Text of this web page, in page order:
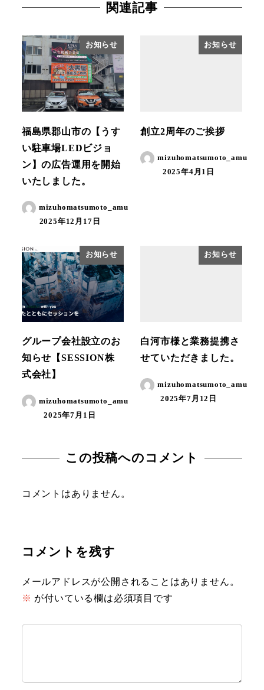
関連記事
お知らせ
福島県郡山市の【うす
い駐車場LEDビジョ
ン】の広告運用を開始
いたしました。
mizuhomatsumoto_amu
2025年12月17日
お知らせ
創立2周年のご挨拶
mizuhomatsumoto_amu
2025年4月1日
お知らせ
グループ会社設立のお
知らせ【SESSION株
式会社】
mizuhomatsumoto_amu
2025年7月1日
お知らせ
白河市様と業務提携さ
せていただきました。
mizuhomatsumoto_amu
2025年7月12日
この投稿へのコメント
コメントはありません。
コメントを残す
メールアドレスが公開されることはありません。
※ が付いている欄は必須項目です